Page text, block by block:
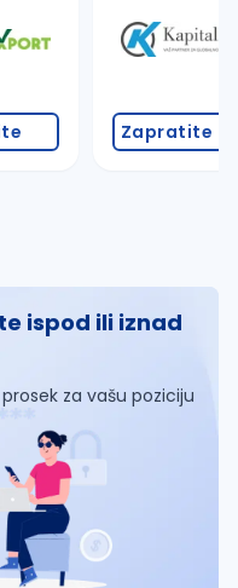
Zapratite
ispod ili iznad
za vašu poziciju